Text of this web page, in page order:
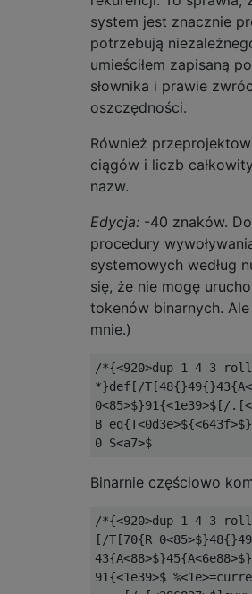
system jest znacznie
potrzebują
umieściłem zapisaną
słownika i prawie
oszczędności.
Również
ciągów i liczb
nazw.
Edycja: -40 znaków.
procedury
systemowych według
się, że nie mogę
tokenów binarnych.
mnie.)
/*{<920>dup 1 4 3
*}def[/
0<85>$}91{<1e39>$[/
B
Binarnie częściowo
/*{<920>dup 1 4 3
[/T[70{R
91{<1e39>$